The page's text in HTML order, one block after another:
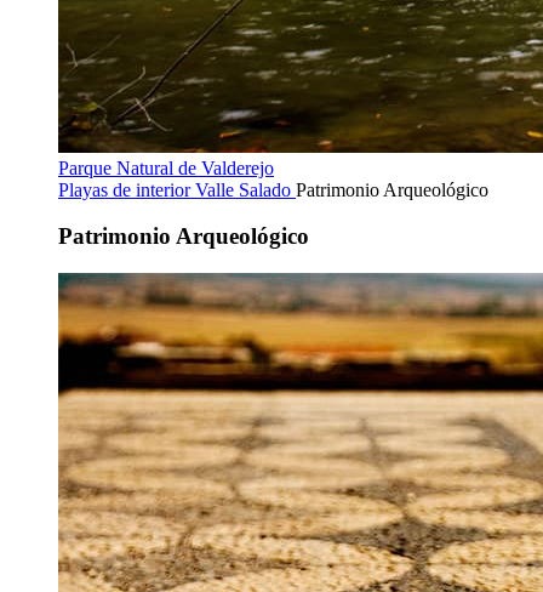
Parque Natural de Valderejo
Playas de interiorValle Salado Patrimonio Arqueológico
Patrimonio Arqueológico